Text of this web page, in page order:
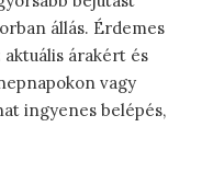
állás. Érdemes
árakért és
vagy
ingyenes belépés,